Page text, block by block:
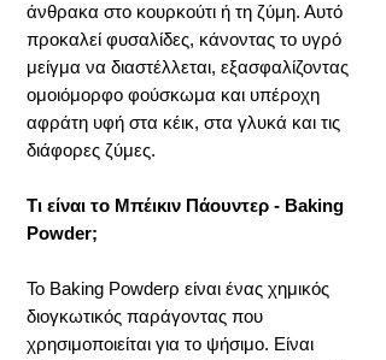
άνθρακα στο κουρκούτι ή τη ζύμη. Αυτό
προκαλεί φυσαλίδες, κάνοντας το υγρό
μείγμα να διαστέλλεται, εξασφαλίζοντας
ομοιόμορφο φούσκωμα και υπέροχη
αφράτη υφή στα κέικ, στα γλυκά και τις
διάφορες ζύμες.
Τι είναι το Μπέικιν Πάουντερ - Baking
Powder;
Το Baking Powderρ είναι ένας χημικός
διογκωτικός παράγοντας που
χρησιμοποιείται για το ψήσιμο. Είναι